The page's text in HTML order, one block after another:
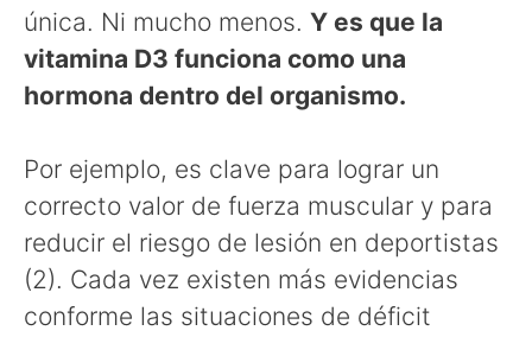
única. Ni mucho menos. Y es que la
vitamina D3 funciona como una
hormona dentro del organismo.
Por ejemplo, es clave para lograr un
correcto valor de fuerza muscular y para
reducir el riesgo de lesión en deportistas
(2). Cada vez existen más evidencias
conforme las situaciones de déficit